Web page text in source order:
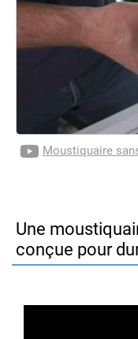
Moustiquaire
Une
conçue pour